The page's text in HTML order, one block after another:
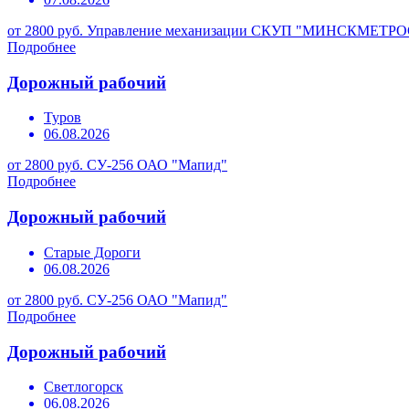
от 2800 руб. Управление механизации СКУП
Подробнее
Дорожный рабочий
Туров
06.08.2026
от 2800 руб. СУ-256 ОАО "Мапид"
Подробнее
Дорожный рабочий
Старые Дороги
06.08.2026
от 2800 руб. СУ-256 ОАО "Мапид"
Подробнее
Дорожный рабочий
Светлогорск
06.08.2026